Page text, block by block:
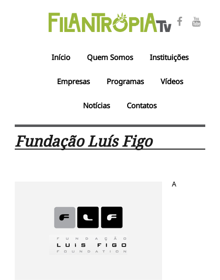
Início Quem Somos Instituições
Empresas Programas Vídeos
Notícias Contatos
Fundação Luís Figo
A